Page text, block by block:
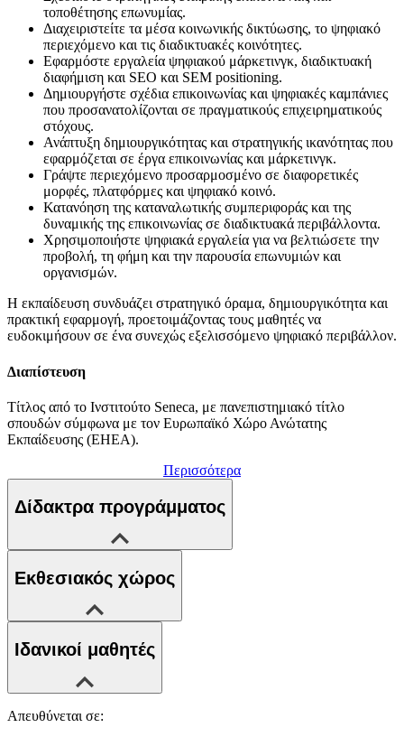
τοποθέτησης επωνυμίας.
Διαχειριστείτε τα μέσα κοινωνικής δικτύωσης, το ψηφιακό
περιεχόμενο και τις διαδικτυακές κοινότητες.
Εφαρμόστε εργαλεία ψηφιακού μάρκετινγκ, διαδικτυακή
διαφήμιση και SEO και SEM positioning.
Δημιουργήστε σχέδια επικοινωνίας και ψηφιακές καμπάνιες
που προσανατολίζονται σε πραγματικούς επιχειρηματικούς
στόχους.
Ανάπτυξη δημιουργικότητας και στρατηγικής ικανότητας που
εφαρμόζεται σε έργα επικοινωνίας και μάρκετινγκ.
Γράψτε περιεχόμενο προσαρμοσμένο σε διαφορετικές
μορφές, πλατφόρμες και ψηφιακό κοινό.
Κατανόηση της καταναλωτικής συμπεριφοράς και της
δυναμικής της επικοινωνίας σε διαδικτυακά περιβάλλοντα.
Χρησιμοποιήστε ψηφιακά εργαλεία για να βελτιώσετε την
προβολή, τη φήμη και την παρουσία επωνυμιών και
οργανισμών.
Η εκπαίδευση συνδυάζει στρατηγικό όραμα, δημιουργικότητα και
πρακτική εφαρμογή, προετοιμάζοντας τους μαθητές να
ευδοκιμήσουν σε ένα συνεχώς εξελισσόμενο ψηφιακό περιβάλλον.
Διαπίστευση
Τίτλος από το Ινστιτούτο Seneca, με πανεπιστημιακό τίτλο
σπουδών σύμφωνα με τον Ευρωπαϊκό Χώρο Ανώτατης
Εκπαίδευσης (EHEA).
Περισσότερα
Δίδακτρα προγράμματος
Εκθεσιακός χώρος
Ιδανικοί μαθητές
Απευθύνεται σε: